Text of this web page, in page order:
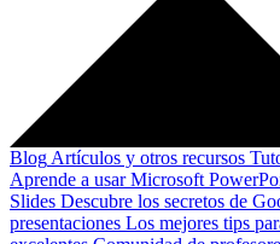
Blog Artículos y otros recursos
Aprende a usar Microsoft
Slides Descubre los secretos de
presentaciones Los mejores tips